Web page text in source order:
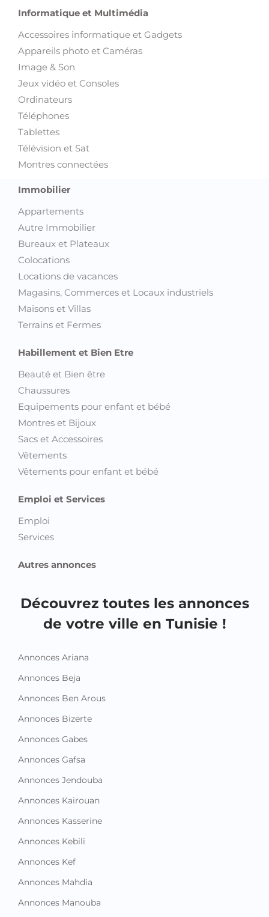
Informatique et Multimédia
Accessoires informatique et Gadgets
Appareils photo et Caméras
Image & Son
Jeux vidéo et Consoles
Ordinateurs
Téléphones
Tablettes
Télévision et Sat
Montres connectées
Immobilier
Appartements
Autre Immobilier
Bureaux et Plateaux
Colocations
Locations de vacances
Magasins, Commerces et Locaux industriels
Maisons et Villas
Terrains et Fermes
Habillement et Bien Etre
Beauté et Bien être
Chaussures
Equipements pour enfant et bébé
Montres et Bijoux
Sacs et Accessoires
Vêtements
Vêtements pour enfant et bébé
Emploi et Services
Emploi
Services
Autres annonces
Découvrez toutes les annonces
de votre ville en Tunisie !
Annonces Ariana
Annonces Beja
Annonces Ben Arous
Annonces Bizerte
Annonces Gabes
Annonces Gafsa
Annonces Jendouba
Annonces Kairouan
Annonces Kasserine
Annonces Kebili
Annonces Kef
Annonces Mahdia
Annonces Manouba